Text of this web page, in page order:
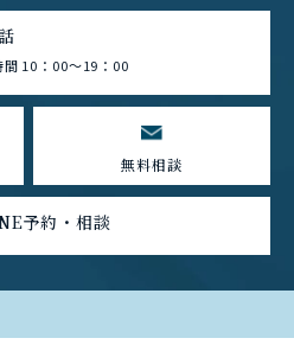
間 10：00～19：00
無料相談
予約・相談